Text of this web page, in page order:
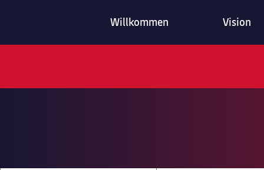
Willkommen Vision